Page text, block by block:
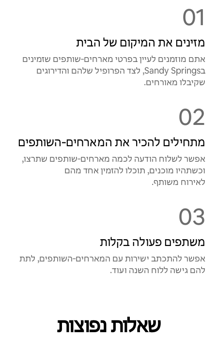
01
מזינים את המיקום של הבית
אתם מוזמנים לעיין בפרטי מארחים‑שותפים שזמינים
בSandy Springs, לצד הפרופיל שלהם והדירוגים
שקיבלו מאורחים.
02
מתחילים להכיר את המארחים‑השותפים
אפשר לשלוח הודעה לכמה מארחים‑שותפים שתרצו,
וכשתהיו מוכנים, תוכלו להזמין אחד מהם
לאירוח משותף.
03
משתפים פעולה בקלות
אפשר להתכתב ישירות עם המארחים‑השותפים, לתת
להם גישה ללוח השנה ועוד.
שאלות נפוצות